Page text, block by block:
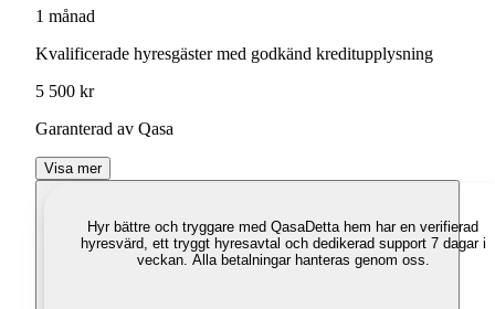
1 månad
Kvalificerade hyresgäster med godkänd kreditupplysning
5 500 kr
Garanterad av Qasa
Visa mer
Hyr bättre och tryggare med QasaDetta hem har en verifierad
hyresvärd, ett tryggt hyresavtal och dedikerad support 7 dagar i
veckan. Alla betalningar hanteras genom oss.